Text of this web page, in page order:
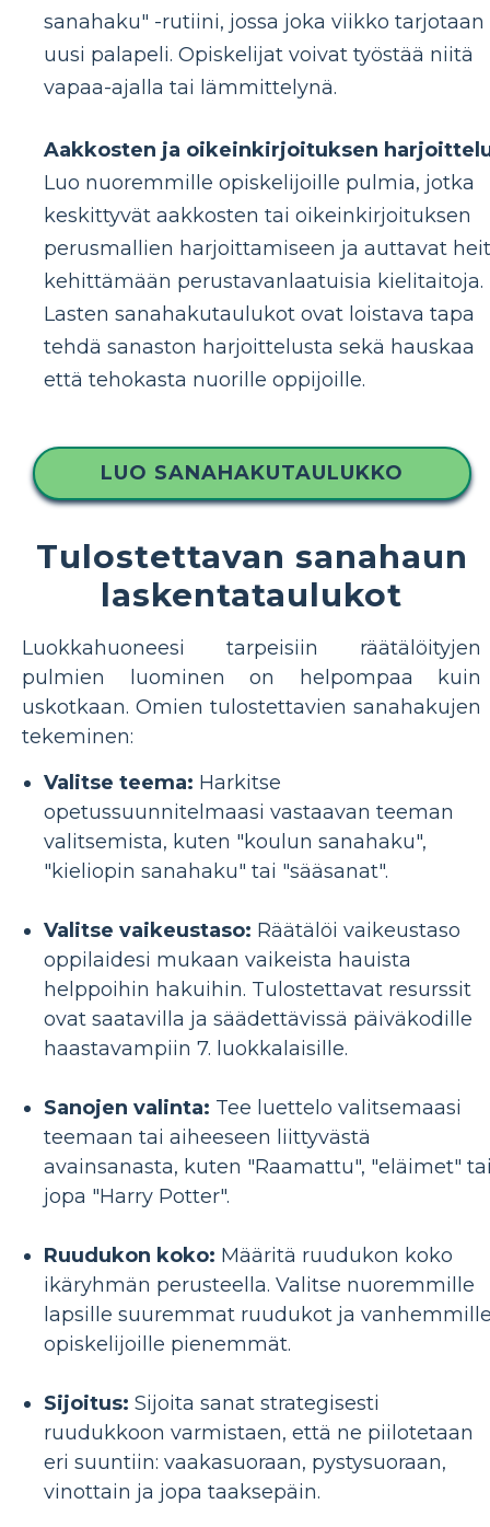
sanahaku" -rutiini, jossa joka viikko tarjotaan
uusi palapeli. Opiskelijat voivat työstää niitä
vapaa-ajalla tai lämmittelynä.
Aakkosten ja oikeinkirjoituksen
Luo nuoremmille opiskelijoille pulmia, jotka
keskittyvät aakkosten tai oikeinkirjoituksen
perusmallien harjoittamiseen ja auttavat
kehittämään perustavanlaatuisia kielitaitoja.
Lasten sanahakutaulukot ovat loistava tapa
tehdä sanaston harjoittelusta sekä hauskaa
että tehokasta nuorille oppijoille.
LUO SANAHAKUTAULUKKO
Tulostettavan sanahaun
laskentataulukot
Luokkahuoneesi tarpeisiin räätälöityjen
pulmien luominen on helpompaa kuin
uskotkaan. Omien tulostettavien sanahakujen
tekeminen:
Valitse teema: Harkitse
opetussuunnitelmaasi vastaavan teeman
valitsemista, kuten "koulun sanahaku",
"kieliopin sanahaku" tai "sääsanat".
Valitse vaikeustaso: Räätälöi vaikeustaso
oppilaidesi mukaan vaikeista hauista
helppoihin hakuihin. Tulostettavat resurssit
ovat saatavilla ja säädettävissä päiväkodille
haastavampiin 7. luokkalaisille.
Sanojen valinta: Tee luettelo valitsemaasi
teemaan tai aiheeseen liittyvästä
avainsanasta, kuten "Raamattu", "eläimet"
jopa "Harry Potter".
Ruudukon koko: Määritä ruudukon koko
ikäryhmän perusteella. Valitse nuoremmille
lapsille suuremmat ruudukot ja
opiskelijoille pienemmät.
Sijoitus: Sijoita sanat strategisesti
ruudukkoon varmistaen, että ne piilotetaan
eri suuntiin: vaakasuoraan, pystysuoraan,
vinottain ja jopa taaksepäin.